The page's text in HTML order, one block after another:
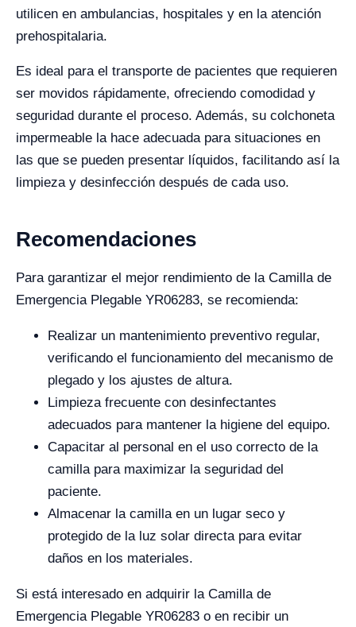
utilicen en ambulancias, hospitales y en la atención
prehospitalaria.
Es ideal para el transporte de pacientes que requieren
ser movidos rápidamente, ofreciendo comodidad y
seguridad durante el proceso. Además, su colchoneta
impermeable la hace adecuada para situaciones en
las que se pueden presentar líquidos, facilitando así la
limpieza y desinfección después de cada uso.
Recomendaciones
Para garantizar el mejor rendimiento de la Camilla de
Emergencia Plegable YR06283, se recomienda:
Realizar un mantenimiento preventivo regular,
verificando el funcionamiento del mecanismo de
plegado y los ajustes de altura.
Limpieza frecuente con desinfectantes
adecuados para mantener la higiene del equipo.
Capacitar al personal en el uso correcto de la
camilla para maximizar la seguridad del
paciente.
Almacenar la camilla en un lugar seco y
protegido de la luz solar directa para evitar
daños en los materiales.
Si está interesado en adquirir la Camilla de
Emergencia Plegable YR06283 o en recibir un